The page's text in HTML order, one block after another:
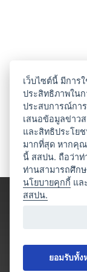
เว็บไซต์นี้ มีการ
ประสิทธิภาพใน
ประสบการณ์กา
เสนอข้อมูลข่าว
และสิทธิประโย
มากที่สุด หากคุ
นี้ สสปน. ถือว่าท่
ท่านสามารถศึกษ
นโยบายคุกกี้ แ
สสปน.
ยอมรับทั้ง